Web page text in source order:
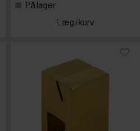
På lager
Læg i kurv